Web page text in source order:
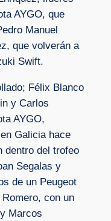
AYGO, que
Manuel
que volverán a
Swift.
Félix Blanco
y Carlos
AYGO,
Galicia hace
dentro del trofeo
Segalas y
de un Peugeot
con un
Marcos